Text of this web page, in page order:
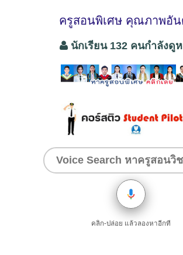
ครูสอนพิเศษ คุณภาพอัน
นักเรียน 132 คนกำลังดู
คลิก-ปล่อย แล้วลองหาอีกที